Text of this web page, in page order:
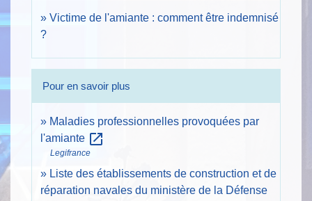
Victime de l'amiante : comment être indemnisé
?
Pour en savoir plus
Maladies professionnelles provoquées par
l'amiante open_in_new
Legifrance
Liste des établissements de construction et de
réparation navales du ministère de la Défense